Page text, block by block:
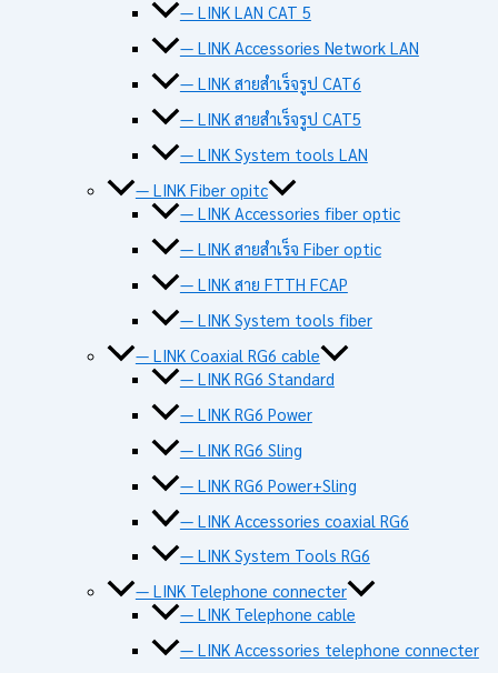
— LINK LAN CAT 5
— LINK Accessories Network LAN
— LINK สายสำเร็จรูป CAT6
— LINK สายสำเร็จรูป CAT5
— LINK System tools LAN
— LINK Fiber opitc
— LINK Accessories fiber optic
— LINK สายสำเร็จ Fiber optic
— LINK สาย FTTH FCAP
— LINK System tools fiber
— LINK Coaxial RG6 cable
— LINK RG6 Standard
— LINK RG6 Power
— LINK RG6 Sling
— LINK RG6 Power+Sling
— LINK Accessories coaxial RG6
— LINK System Tools RG6
— LINK Telephone connecter
— LINK Telephone cable
— LINK Accessories telephone connecter